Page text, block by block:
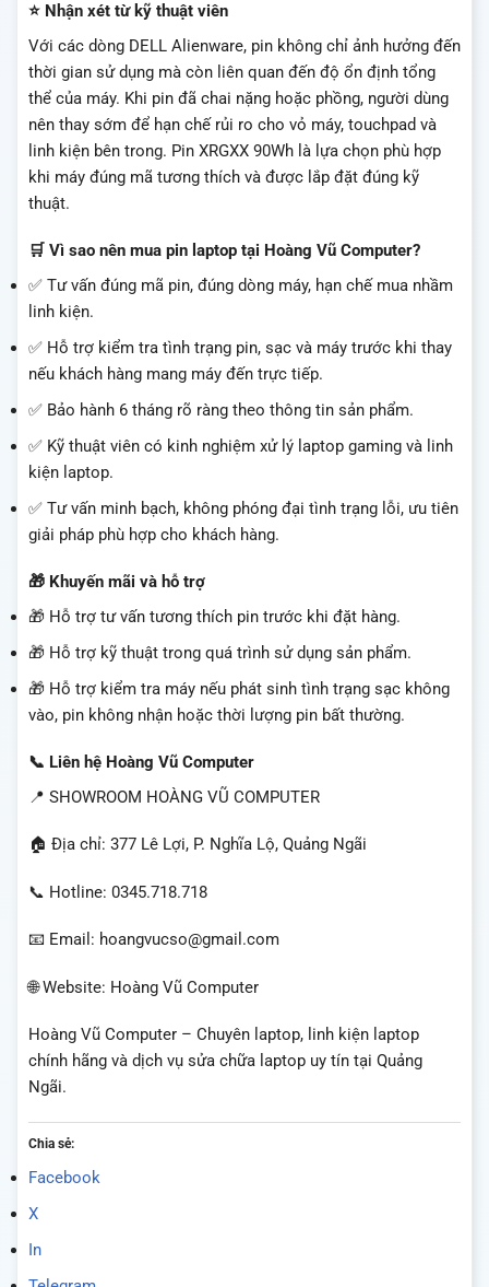
⭐ Nhận xét từ kỹ thuật viên
Với các dòng DELL Alienware, pin không chỉ ảnh hưởng đến
thời gian sử dụng mà còn liên quan đến độ ổn định tổng
thể của máy. Khi pin đã chai nặng hoặc phồng, người dùng
nên thay sớm để hạn chế rủi ro cho vỏ máy, touchpad và
linh kiện bên trong. Pin XRGXX 90Wh là lựa chọn phù hợp
khi máy đúng mã tương thích và được lắp đặt đúng kỹ
thuật.
🛒 Vì sao nên mua pin laptop tại Hoàng Vũ Computer?
✅ Tư vấn đúng mã pin, đúng dòng máy, hạn chế mua nhầm
linh kiện.
✅ Hỗ trợ kiểm tra tình trạng pin, sạc và máy trước khi thay
nếu khách hàng mang máy đến trực tiếp.
✅ Bảo hành 6 tháng rõ ràng theo thông tin sản phẩm.
✅ Kỹ thuật viên có kinh nghiệm xử lý laptop gaming và linh
kiện laptop.
✅ Tư vấn minh bạch, không phóng đại tình trạng lỗi, ưu tiên
giải pháp phù hợp cho khách hàng.
🎁 Khuyến mãi và hỗ trợ
🎁 Hỗ trợ tư vấn tương thích pin trước khi đặt hàng.
🎁 Hỗ trợ kỹ thuật trong quá trình sử dụng sản phẩm.
🎁 Hỗ trợ kiểm tra máy nếu phát sinh tình trạng sạc không
vào, pin không nhận hoặc thời lượng pin bất thường.
📞 Liên hệ Hoàng Vũ Computer
📍 SHOWROOM HOÀNG VŨ COMPUTER
🏠 Địa chỉ: 377 Lê Lợi, P. Nghĩa Lộ, Quảng Ngãi
📞 Hotline: 0345.718.718
📧 Email: hoangvucso@gmail.com
🌐 Website: Hoàng Vũ Computer
Hoàng Vũ Computer – Chuyên laptop, linh kiện laptop
chính hãng và dịch vụ sửa chữa laptop uy tín tại Quảng
Ngãi.
Chia sẻ:
Facebook
X
In